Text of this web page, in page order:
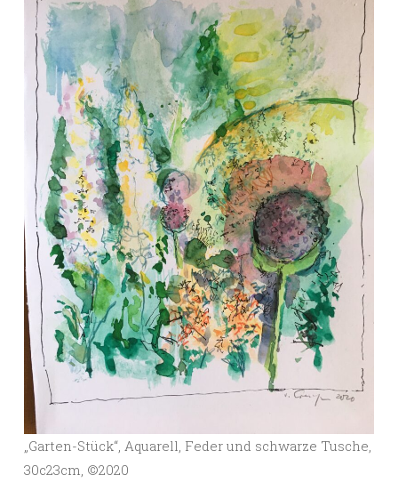
„Garten-Stück“, Aquarell, Feder und schwarze Tusche,
30c23cm, ©️2020